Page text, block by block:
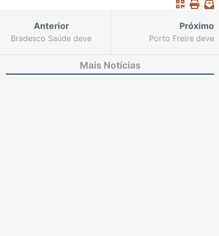
Anterior
Bradesco Saúde deve
negar material cirúrgico
a paciente
Próximo
Porto Freire deve
atraso na entrega de
imóvel
Mais Notícias